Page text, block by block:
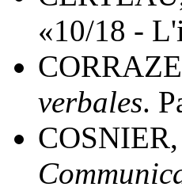
«10/18 -
verbales.